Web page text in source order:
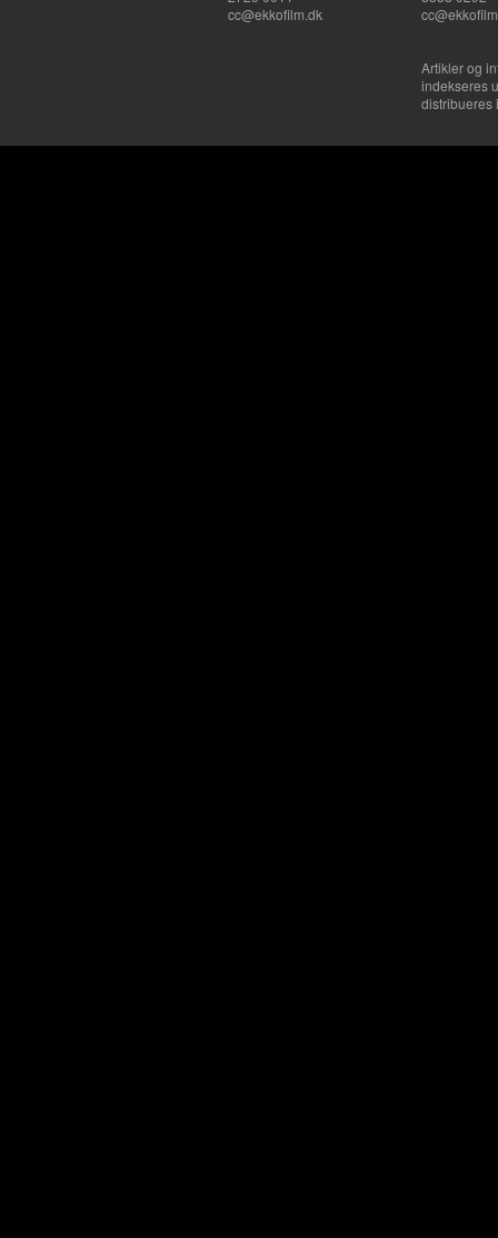
cc@ekkofilm.dk
Artikler og
indekseres
distribueres